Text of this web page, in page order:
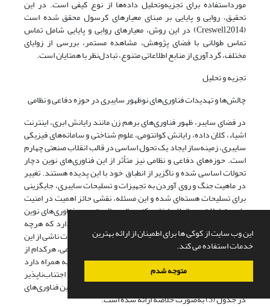
این وب سایت از کوکی ها برای اطمینان از ارائه بهترین
خدمات استفاده می کند.
متوجه شدم
مورداستفاده برای تجزیه‌وتحلیل داده‌ها از نوع کیفی است. در این
تحقیق، روایی و پایایی بر مبنای معیارهای کرسول محقق شده است
(Creswell,2014) در این روش، معیارهای روایی و پایایی شامل تماس
تماس طولانی با فضای پژوهش، مشاهده مستمر، بررسی از زوایای
مختلف، گردآوری از منابع اطلاعاتی متنوع، تبادل‌نظر با همتایان است.
تجزیه و تحلیل
چالش‌ها و تهدیدات فناوری‌های نوظهور سایبری در حوزه دفاعی و نظامی
در فضای سایبر، ظهور فناوری‌های برهم زن مانند رایانش ابری، اینترنت
اشیاء، کلان داده، رایانش کوانتومی، علوم شناختی و سامانه‌های فیزیکی
سایبری، زمینه‌ساز ایجاد یک تحول اساسی در قالب انقلاب صنعتی چهارم
است. حوزه‌های دفاعی و نظامی نیز متأثر از این فناوری‌های نوین دچار
تحولات اساسی شده و ناگزیر از انطباق خود با این پدیده هستند. تغییر
در ماهیت جنگ و روی آوردن به تجهیزات و تسلیحات سایبری، جایگزینی
برای تسلیحات هسته‌ای شده و این مسئله، نقشی حائز اهمیت در امنیت
ملی و تعاملات بین‌المللی ایفا می‌کند. بااین‌حال، توسعه فناوری‌های نوین
فضای سایبر تهدیدات و مخاطرات متنوعی را به همراه دارد که هرچه
وابستگی به این فضا بیشتر باشد عمق و میزان تأثیر مخاطرات ناشی از این
تهدیدات نیز بیشتر خواهد بود. در حوزه‌های دفاعی و نظامی، هرکدام از
کلان‌روندهای فناورانه فضای سایبر، چالش‌ها و تهدیداتی به همراه دارد
که لزوم مواجهه فعال و هوشمندانه با آنها امری ضروری و اجتناب‌ناپذیر
است. در این بخش، برخی از کاربردها و تهدیدات سایبری این فناوری‌های
در جدول (3) به‌صورت خلاصه ارائه شده است.